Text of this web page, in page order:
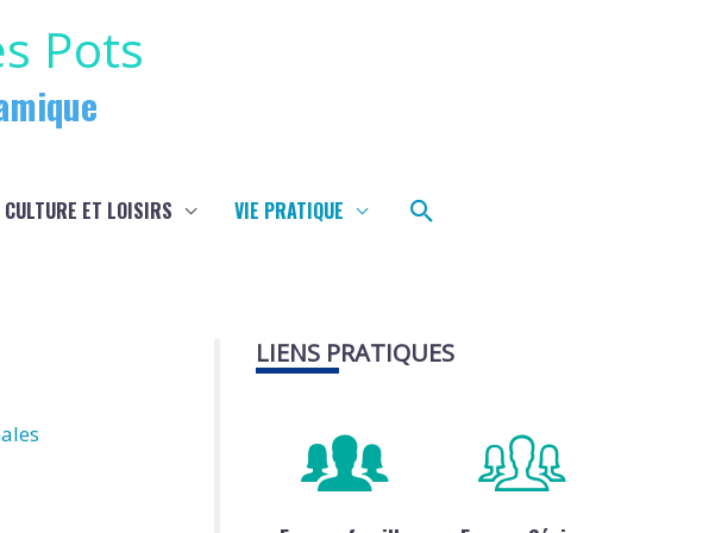
Pots
CULTURE ET LOISIRS VIE PRATIQUE Rechercher
LIENS PRATIQUES